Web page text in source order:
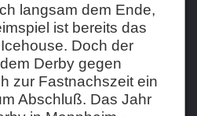
langsam dem Ende,
ist bereits das
Doch der
Derby gegen
zur Fastnachszeit ein
Abschluß. Das Jahr